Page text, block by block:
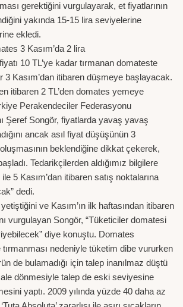
gerektiğini vurgulayarak, et fiyatlarının
yakında 15-15 lira seviyelerine
ekledi.
3 Kasım’da 2 lira
10 TL’ye kadar tırmanan domateste
3 Kasım’dan itibaren düşmeye başlayacak.
itibaren 2 TL’den domates yemeye
Perakendeciler Federasyonu
Şeref Songör, fiyatlarda yavaş yavaş
ancak asıl fiyat düşüşünün 3
beklendiğine dikkat çekerek,
Tedarikçilerden aldığımız bilgilere
5 Kasım’dan itibaren satış noktalarına
dedi.
ve Kasım’ın ilk haftasından itibaren
vurgulayan Songör, “Tüketiciler domatesi
diye konuştu. Domates
tırmanması nedeniyle tüketim dibe vururken
de bulamadığı için talep inanılmaz düştü
dönmesiyle talep de eski seviyesine
yaptı. 2009 yılında yüzde 40 daha az